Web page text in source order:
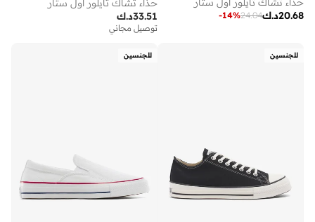
د.ك20.68
24.04
-14%
د.ك33.51
توصيل مجاني
على وشك النفاد
توصيل مجاني
على وشك النفاد
للجنسين للجنسين